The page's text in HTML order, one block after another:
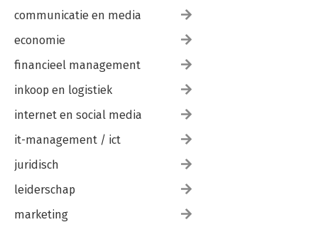
communicatie en media
economie
financieel management
inkoop en logistiek
internet en social media
it-management / ict
juridisch
leiderschap
marketing